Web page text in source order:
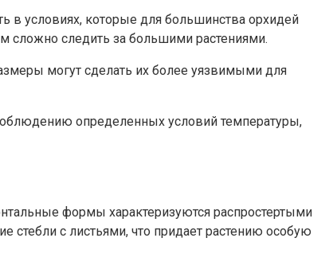
в условиях, которые для большинства орхидей
следить за большими растениями.
могут сделать их более уязвимыми для
определенных условий температуры,
формы характеризуются распростертыми
с листьями, что придает растению особую